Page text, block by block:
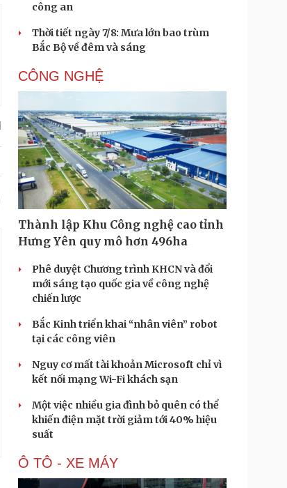
công an
Thời tiết ngày 7/8: Mưa lớn bao trùm
Bắc Bộ về đêm và sáng
CÔNG NGHỆ
Thành lập Khu Công nghệ cao tỉnh
Hưng Yên quy mô hơn 496ha
Phê duyệt Chương trình KHCN và đổi
mới sáng tạo quốc gia về công nghệ
chiến lược
Bắc Kinh triển khai “nhân viên” robot
tại các công viên
Nguy cơ mất tài khoản Microsoft chỉ vì
kết nối mạng Wi-Fi khách sạn
Một việc nhiều gia đình bỏ quên có thể
khiến điện mặt trời giảm tới 40% hiệu
suất
Ô TÔ - XE MÁY